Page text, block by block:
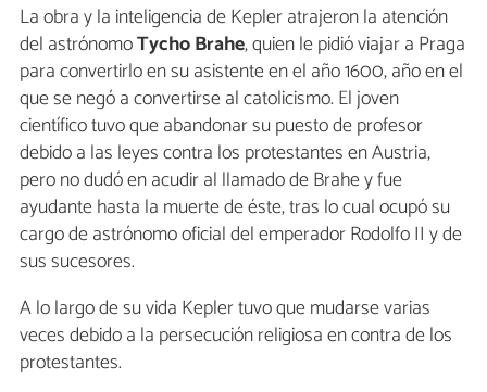
La obra y la inteligencia de Kepler atrajeron la atención
del astrónomoTycho Brahe, quien le pidió viajar a Praga
para convertirlo en su asistente en el año 1600, año en el
que se negó a convertirse al catolicismo. El joven
científico tuvo que abandonar su puesto de profesor
debido a las leyes contra los protestantes en Austria,
pero no dudó en acudir al llamado de Brahe y fue
ayudante hasta la muerte de éste, tras lo cual ocupó su
cargo de astrónomo oficial del emperador Rodolfo II y de
sus sucesores.
A lo largo de su vida Kepler tuvo que mudarse varias
veces debido a la persecución religiosa en contra de los
protestantes.